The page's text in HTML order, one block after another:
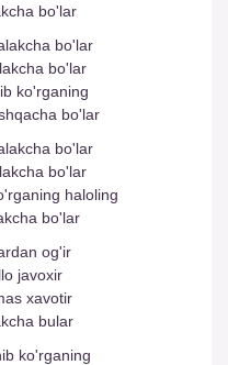
bo'lar
bo'lar
bo'lar
ko'rganing
bo'lar
bo'lar
bo'lar
haloling
bo'lar
og'ir
javoxir
xavotir
bular
ko'rganing